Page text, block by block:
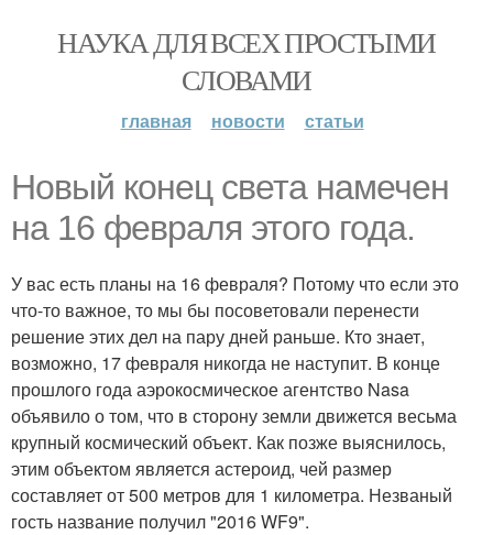
НАУКА ДЛЯ ВСЕХ ПРОСТЫМИ
СЛОВАМИ
главная новости статьи
Новый конец света намечен
на 16 февраля этого года.
У вас есть планы на 16 февраля? Потому что если это
что-то важное, то мы бы посоветовали перенести
решение этих дел на пару дней раньше. Кто знает,
возможно, 17 февраля никогда не наступит. В конце
прошлого года аэрокосмическое агентство Nasa
объявило о том, что в сторону земли движется весьма
крупный космический объект. Как позже выяснилось,
этим объектом является астероид, чей размер
составляет от 500 метров для 1 километра. Незваный
гость название получил "2016 WF9".